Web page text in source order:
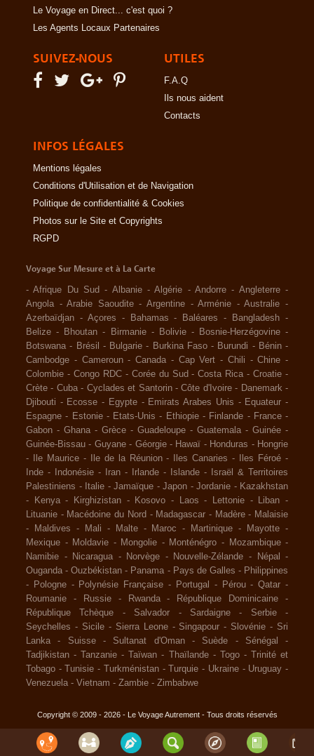
Le Voyage en Direct... c'est quoi ?
Les Agents Locaux Partenaires
SUIVEZ-NOUS UTILES
F.A.Q
Ils nous aident
Contacts
INFOS LÉGALES
Mentions légales
Conditions d'Utilisation et de Navigation
Politique de confidentialité & Cookies
Photos sur le Site et Copyrights
RGPD
Voyage Sur Mesure et à La Carte
-Afrique Du Sud - Albanie -Algérie -Andorre - Angleterre -
Angola -Arabie Saoudite -Argentine -Arménie -Australie -
Azerbaïdjan - Açores - Bahamas - Baléares - Bangladesh -
Belize - Bhoutan - Birmanie - Bolivie - Bosnie-Herzégovine -
Botswana - Brésil - Bulgarie - Burkina Faso - Burundi - Bénin -
Cambodge - Cameroun - Canada - Cap Vert - Chili -Chine -
Colombie - Congo RDC - Corée du Sud -Costa Rica -Croatie -
Crète - Cuba - Cyclades et Santorin -Côte d'Ivoire - Danemark -
Djibouti - Ecosse - Egypte - Emirats Arabes Unis - Equateur -
Espagne - Estonie - Etats-Unis - Ethiopie - Finlande - France -
Gabon - Ghana - Grèce - Guadeloupe - Guatemala - Guinée -
Guinée-Bissau - Guyane - Géorgie - Hawaï - Honduras - Hongrie
-
Ile Maurice - Ile de la Réunion - Iles Canaries - Iles Féroé -
Inde - Indonésie - Iran - Irlande - Islande -
Israël & Territoires
Palestiniens - Italie - Jamaïque - Japon - Jordanie - Kazakhstan
-
Kenya - Kirghizistan - Kosovo - Laos - Lettonie - Liban -
Lituanie - Macédoine du Nord - Madagascar - Madère - Malaisie
-
Maldives - Mali - Malte - Maroc - Martinique - Mayotte -
Mexique - Moldavie - Mongolie - Monténégro - Mozambique -
Namibie - Nicaragua - Norvège - Nouvelle-Zélande - Népal
-
Ouganda -Ouzbékistan - Panama - Pays de Galles - Philippines
-
Pologne - Polynésie Française - Portugal - Pérou -Qatar -
Roumanie
- Russie - Rwanda - République Dominicaine
-
République Tchèque
- Salvador - Sardaigne - Serbie
-
Seychelles - Sicile - Sierra Leone - Singapour - Slovénie - Sri
Lanka
- Suisse - Sultanat d'Oman - Suède - Sénégal
-
Tadjikistan -Tanzanie -Taïwan - Thaïlande - Togo - Trinité et
Tobago -Tunisie - Turkménistan -Turquie - Ukraine - Uruguay -
Venezuela - Vietnam - Zambie - Zimbabwe
Copyright © 2009 - 2026 - Le Voyage Autrement - Tous droits réservés